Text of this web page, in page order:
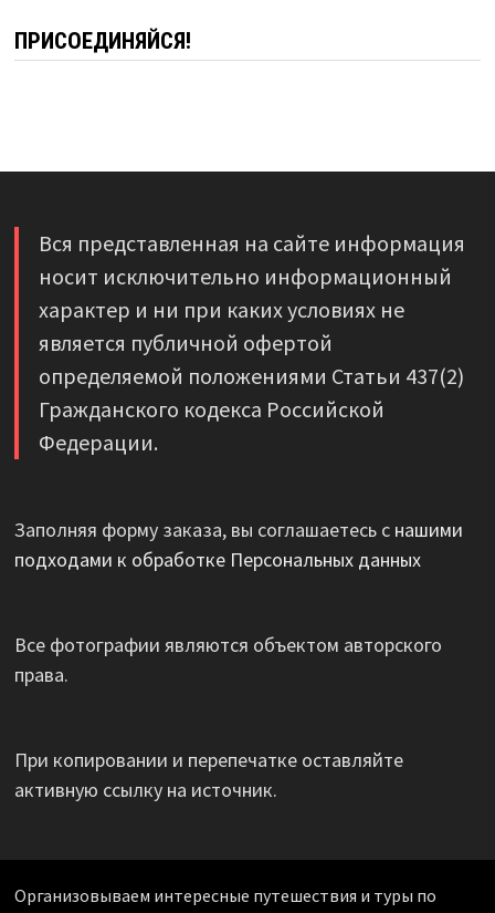
ПРИСОЕДИНЯЙСЯ!
Вся представленная на сайте информация
носит исключительно информационный
характер и ни при каких условиях не
является публичной офертой
определяемой положениями Статьи 437(2)
Гражданского кодекса Российской
Федерации.
Заполняя форму заказа, вы соглашаетесь с нашими
подходами к обработке Персональных данных
Все фотографии являются объектом авторского
права.
При копировании и перепечатке оставляйте
активную ссылку на источник.
Организовываем интересные путешествия и туры по